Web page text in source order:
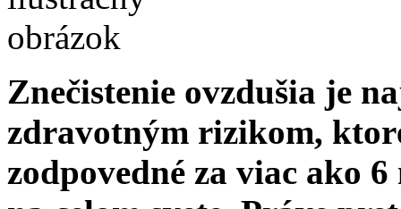
Znečistenie ovzdušia je
zdravotným rizikom,
zodpovedné za viac ako